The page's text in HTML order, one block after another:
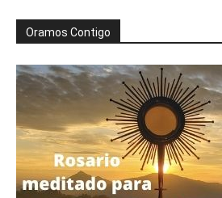
Oramos Contigo